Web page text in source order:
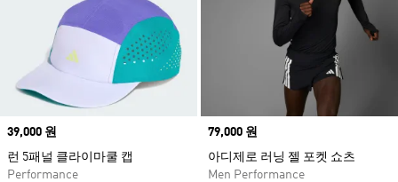
Price
39,000 원
런 5패널 클라이마쿨 캡
Performance
Price
79,000 원
아디제로 러닝 젤 포켓 쇼츠
Men Performance